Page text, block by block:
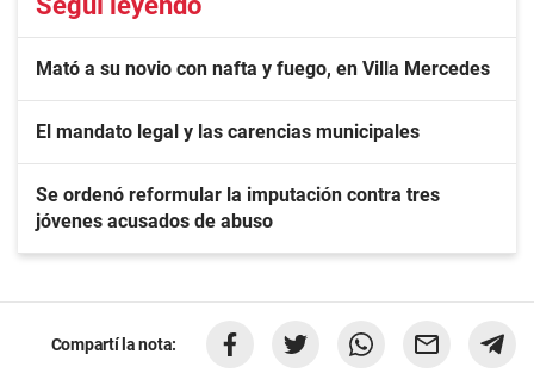
Mató a su novio con nafta y fuego, en Villa Mercedes
El mandato legal y las carencias municipales
Se ordenó reformular la imputación contra tres
jóvenes acusados de abuso
Compartí la nota: